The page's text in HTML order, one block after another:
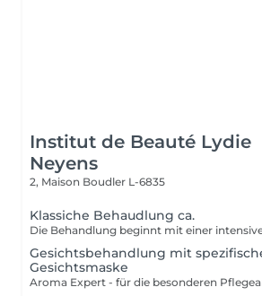
Institut de Beauté Lydie
Neyens
2, Maison Boudler L-6835
Klassiche Behaudlung ca.
Gesichtsbehandlung mit
Gesichtsmaske